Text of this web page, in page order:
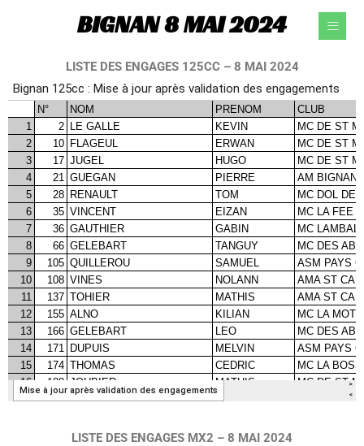
BIGNAN 8 MAI 2024
LISTE DES ENGAGES 125CC – 8 MAI 2024
LISTE DES ENGAGES MX2 – 8 MAI 2024